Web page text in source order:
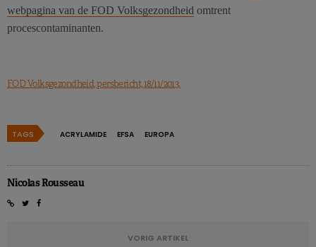
webpagina van de FOD Volksgezondheid omtrent
procescontaminanten.
FOD Volksgezondheid, persbericht, 18/11/2013.
TAGS ACRYLAMIDE EFSA EUROPA
Nicolas Rousseau
VORIG ARTIKEL